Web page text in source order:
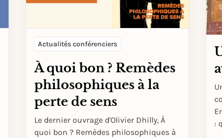
Actualités conférenciers
À quoi bon ? Remèdes
philosophiques à la
perte de sens
Le dernier ouvrage d'Olivier Dhilly, À
quoi bon ? Remèdes philosophiques à
: